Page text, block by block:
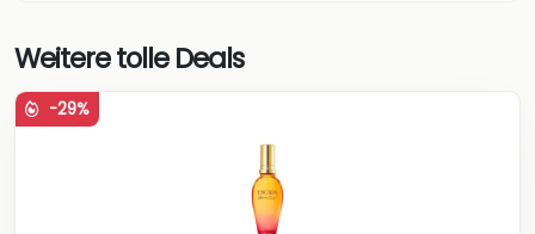
Weitere tolle Deals
-29%